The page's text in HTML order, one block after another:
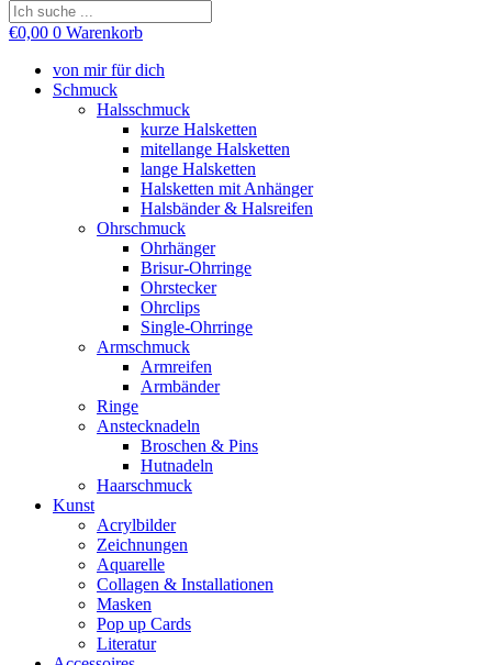
€0,00 0 Warenkorb
von mir für dich
Schmuck
Halsschmuck
kurze Halsketten
mitellange Halsketten
lange Halsketten
Halsketten mit Anhänger
Halsbänder & Halsreifen
Ohrschmuck
Ohrhänger
Brisur-Ohrringe
Ohrstecker
Ohrclips
Single-Ohrringe
Armschmuck
Armreifen
Armbänder
Ringe
Anstecknadeln
Broschen & Pins
Hutnadeln
Haarschmuck
Kunst
Acrylbilder
Zeichnungen
Aquarelle
Collagen & Installationen
Masken
Pop up Cards
Literatur